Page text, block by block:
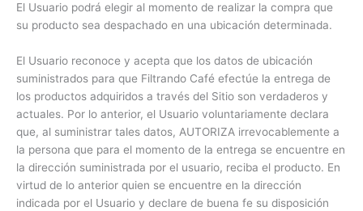
El Usuario podrá elegir al momento de realizar la compra que
su producto sea despachado en una ubicación determinada.
El Usuario reconoce y acepta que los datos de ubicación
suministrados para que Filtrando Café efectúe la entrega de
los productos adquiridos a través del Sitio son verdaderos y
actuales. Por lo anterior, el Usuario voluntariamente declara
que, al suministrar tales datos, AUTORIZA irrevocablemente a
la persona que para el momento de la entrega se encuentre en
la dirección suministrada por el usuario, reciba el producto. En
virtud de lo anterior quien se encuentre en la dirección
indicada por el Usuario y declare de buena fe su disposición